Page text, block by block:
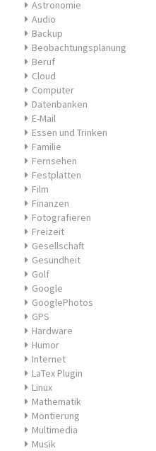
Astronomie
Audio
Backup
Beobachtungsplanung
Beruf
Cloud
Computer
Datenbanken
E-Mail
Essen und Trinken
Familie
Fernsehen
Festplatten
Film
Finanzen
Fotografieren
Freizeit
Gesellschaft
Gesundheit
Golf
Google
GooglePhotos
GPS
Hardware
Humor
Internet
LaTex Plugin
Linux
Mathematik
Montierung
Multimedia
Musik